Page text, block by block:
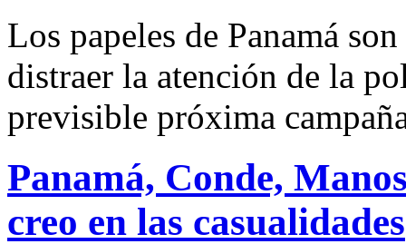
Los papeles de Panamá
distraer la atención de la
previsible próxima
Panamá, Conde,
creo en las casualidades